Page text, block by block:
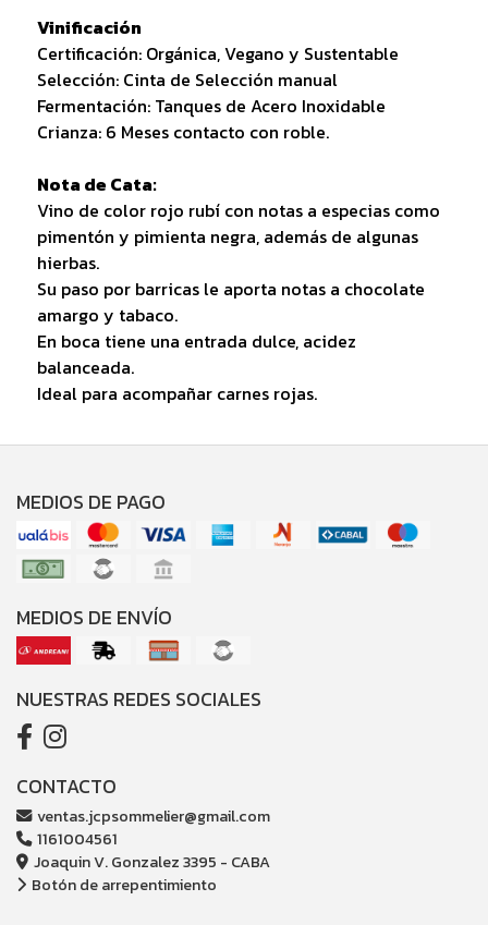
Vinificación
Certificación: Orgánica, Vegano y Sustentable
Selección: Cinta de Selección manual
Fermentación: Tanques de Acero Inoxidable
Crianza: 6 Meses contacto con roble.
Nota de Cata:
Vino de color rojo rubí con notas a especias como
pimentón y pimienta negra, además de algunas
hierbas.
Su paso por barricas le aporta notas a chocolate
amargo y tabaco.
En boca tiene una entrada dulce, acidez
balanceada.
Ideal para acompañar carnes rojas.
MEDIOS DE PAGO
MEDIOS DE ENVÍO
NUESTRAS REDES SOCIALES
CONTACTO
ventas.jcpsommelier@gmail.com
1161004561
Joaquin V. Gonzalez 3395 - CABA
Botón de arrepentimiento